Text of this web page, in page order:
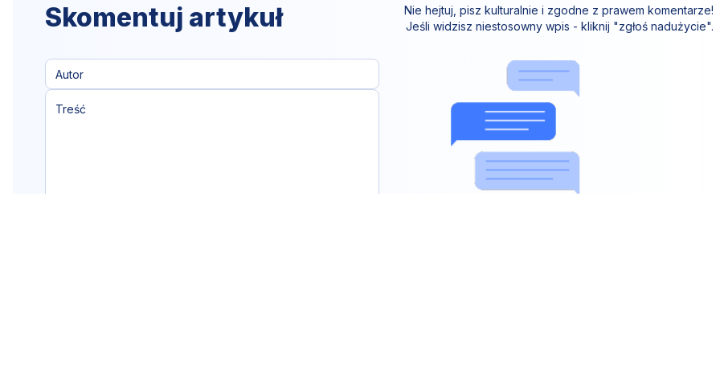
Skomentuj artykuł
Nie hejtuj, pisz kulturalnie i zgodne z prawem komentarze!
Jeśli widzisz niestosowny wpis - kliknij "zgłoś nadużycie".